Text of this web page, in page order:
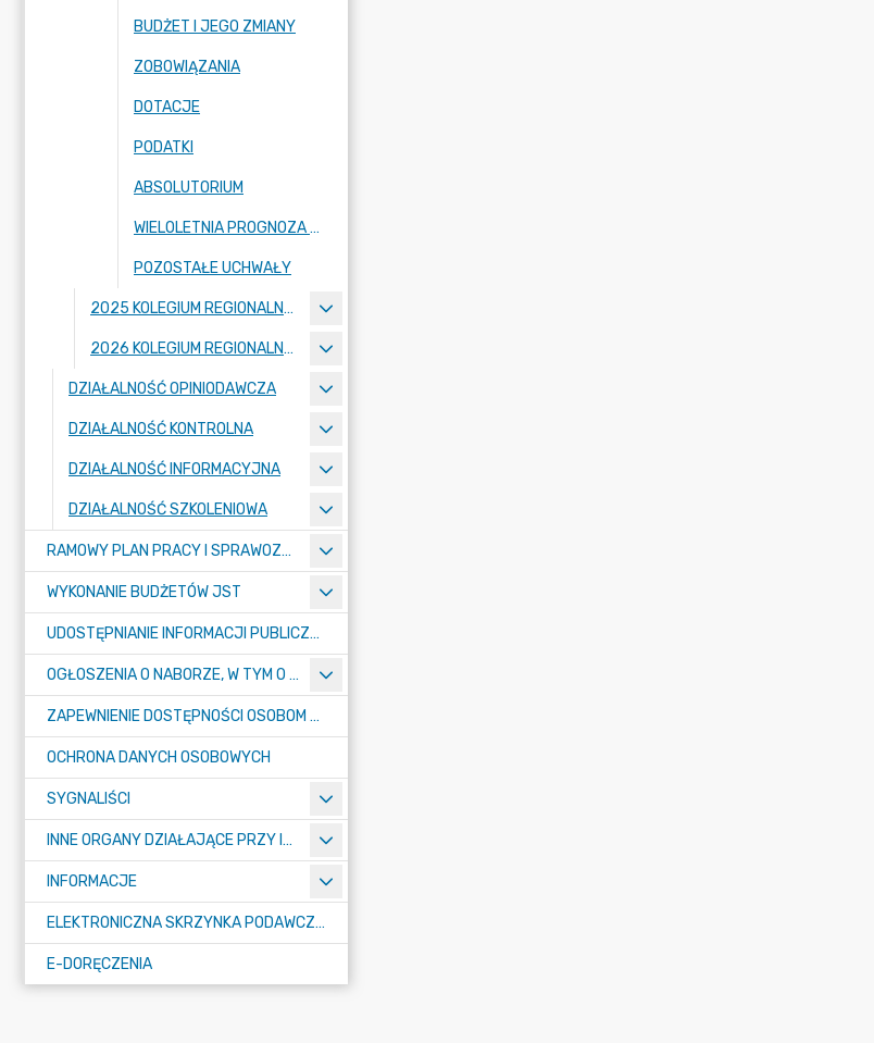
BUDŻET I JEGO ZMIANY
ZOBOWIĄZANIA
DOTACJE
PODATKI
ABSOLUTORIUM
WIELOLETNIA PROGNOZA FINANSOWA I JEJ ZMIANY
POZOSTAŁE UCHWAŁY
2025 KOLEGIUM REGIONALNEJ IZBY OBRACHUNKOWEJ W POZNANIU
2026 KOLEGIUM REGIONALNEJ IZBY OBRACHUNKOWEJ W POZNANIU
DZIAŁALNOŚĆ OPINIODAWCZA
DZIAŁALNOŚĆ KONTROLNA
DZIAŁALNOŚĆ INFORMACYJNA
DZIAŁALNOŚĆ SZKOLENIOWA
RAMOWY PLAN PRACY I SPRAWOZDANIA Z DZIAŁALNOŚCI IZBY
WYKONANIE BUDŻETÓW JST
UDOSTĘPNIANIE INFORMACJI PUBLICZNEJ
OGŁOSZENIA O NABORZE, W TYM O KONKURSACH
ZAPEWNIENIE DOSTĘPNOŚCI OSOBOM ZE SZCZEGÓŁNYMI POTRZEBAMI
OCHRONA DANYCH OSOBOWYCH
SYGNALIŚCI
INNE ORGANY DZIAŁAJĄCE PRZY IZBIE
INFORMACJE
ELEKTRONICZNA SKRZYNKA PODAWCZA E-PUAP
E-DORĘCZENIA